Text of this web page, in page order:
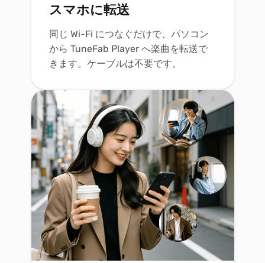
スマホに転送
同じ Wi-Fi につなぐだけで、パソコン
から TuneFab Player へ楽曲を転送で
きます。ケーブルは不要です。